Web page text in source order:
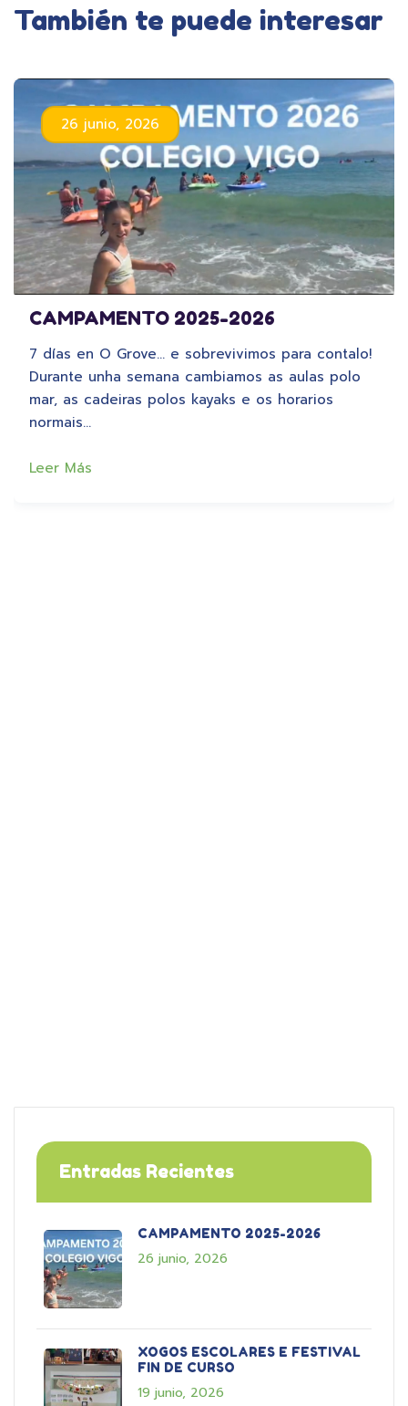
También te puede interesar
26 junio, 2026
CAMPAMENTO 2025-2026
7 días en O Grove… e sobrevivimos para contalo!
Durante unha semana cambiamos as aulas polo
mar, as cadeiras polos kayaks e os horarios
normais…
Leer Más
Entradas Recientes
CAMPAMENTO 2025-2026
26 junio, 2026
XOGOS ESCOLARES E FESTIVAL
FIN DE CURSO
19 junio, 2026